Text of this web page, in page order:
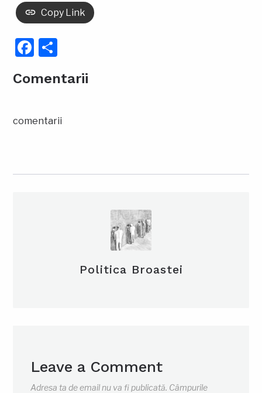
Copy Link
Facebook
Comentarii
comentarii
Politica Broastei
Leave a Comment
Adresa ta de email nu va fi publicată. Câmpurile